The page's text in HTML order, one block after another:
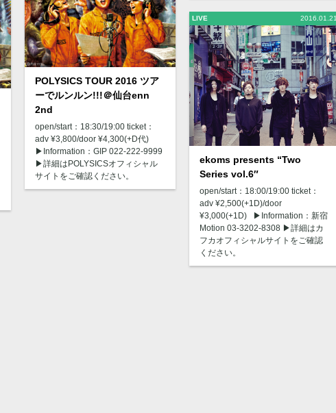
POLYSICS TOUR 2016 ツア
ーでルンルン!!!＠仙台enn
2nd
open/start：18:30/19:00 ticket：
adv ¥3,800/door ¥4,300(+D代)
▶︎Information：GIP 022-222-9999
▶︎詳細はPOLYSICSオフィシャル
サイトをご確認ください。
LIVE
ekoms presents “Two
Series vol.6″
open/start：18:00/19:00 ticket：
adv ¥2,500(+1D)/door
¥3,000(+1D) ▶︎Information：新宿
Motion 03-3202-8308 ▶︎詳細はカ
フカオフィシャルサイトをご確認
ください。